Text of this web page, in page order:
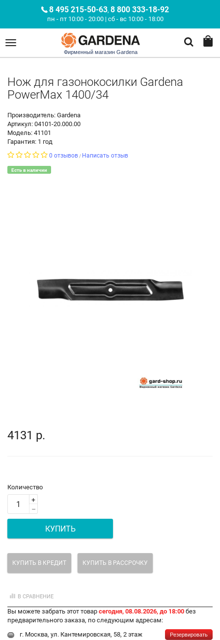
8 495 215-50-63, 8 800 333-18-92
пн - пт 10:00 - 20:00 | сб - вс 10:00 - 18:00
Фирменный магазин Gardena
Нож для газонокосилки Gardena
PowerMax 1400/34
Производитель: Gardena
Артикул: 04101-20.000.00
Модель: 41101
Гарантия: 1 год
0 отзывов / Написать отзыв
Есть в наличии
4131 р.
Количество
+
–
КУПИТЬ
КУПИТЬ В КРЕДИТ КУПИТЬ В РАССРОЧКУ
В СРАВНЕНИЕ
Вы можете забрать этот товар сегодня, 08.08.2026, до 18:00 без
предварительного заказа, по следующим адресам:
г. Москва, ул. Кантемировская, 58, 2 этаж
Резервировать